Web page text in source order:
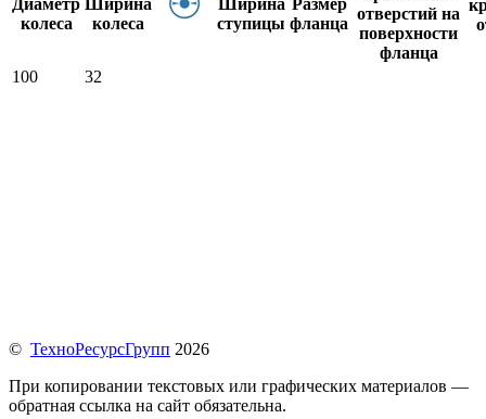
100 32
© ТехноРесурсГрупп 2026
При копировании текстовых или графических материалов —
обратная ссылка на сайт обязательна.